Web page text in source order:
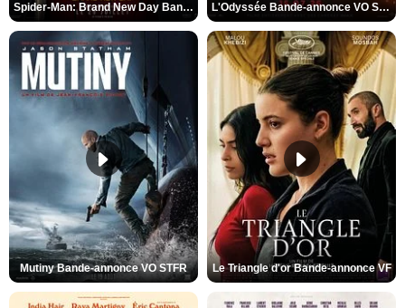
Spider-Man: Brand New Day Bande-annonce VO STFR L'Odyssée Bande-annonce VO STFR
Mutiny Bande-annonce VO STFR Le Triangle d'or Bande-annonce VF